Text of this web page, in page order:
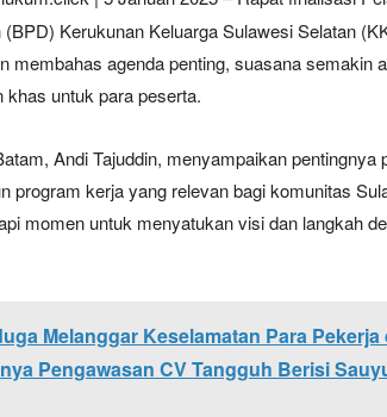
Kerukunan Keluarga Sulawesi Selatan
membahas agenda penting, suasana semakin
untuk para peserta.
Andi Tajuddin, menyampaikan pentingnya
program kerja yang relevan bagi komunitas
momen untuk menyatukan visi dan langkah
Melanggar Keselamatan Para
Pengawasan CV Tangguh Berisi